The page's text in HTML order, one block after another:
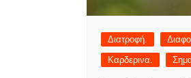
Διατροφή.
Καρδερινα.